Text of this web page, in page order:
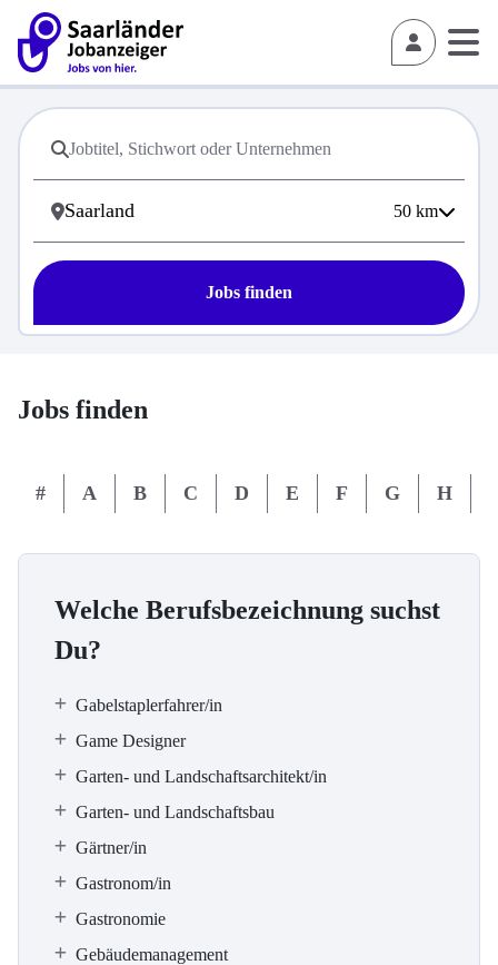
50 km
Jobs finden
Jobs finden
# A B C D E F G H
Welche Berufsbezeichnung suchst
Du?
Gabelstaplerfahrer/in
Game Designer
Garten- und Landschaftsarchitekt/in
Garten- und Landschaftsbau
Gärtner/in
Gastronom/in
Gastronomie
Gebäudemanagement